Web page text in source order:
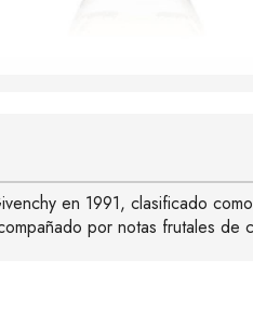
en 1991, clasificado
por notas frutales